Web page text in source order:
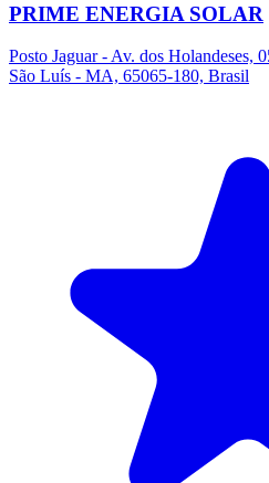
PRIME ENERGIA SOLAR
Posto Jaguar - Av. dos
São Luís - MA, 65065-180, Brasil